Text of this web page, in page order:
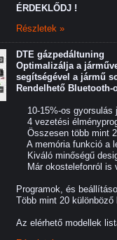
ÉRDEKLŐDJ !
Részletek »
DTE gázpedáltuning
Optimalizálja a
segítségével a jármű
Rendelhető
10-15%-os gyorsulás
4 vezetési
Összesen több mint
A memória funkció a
Kiváló minőségű
Már okostelefonról is
Programok, és
Több mint 20 különböző
Az elérhető modellek